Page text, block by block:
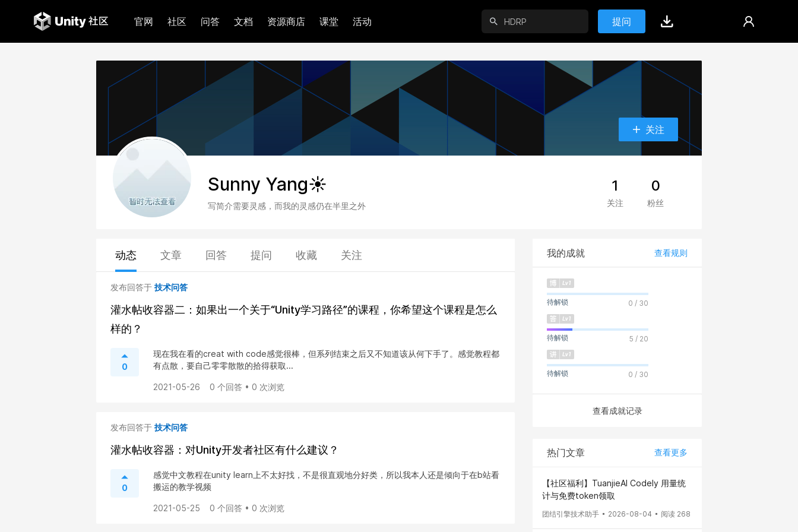
官网 社区 问答 文档 资源商店 课堂 活动 提问
关注
Sunny Yang☀
写简介需要灵感，而我的灵感仍在半里之外
1
关注
0
粉丝
动态 文章 回答 提问 收藏 关注
发布回答于 技术问答
灌水帖收容器二：如果出一个关于“Unity学习路径”的课程，你希望这个课程是怎么
样的？
0
现在我在看的creat with code感觉很棒，但系列结束之后又不知道该从何下手了。感觉教程都
有点散，要自己零零散散的拾得获取...
2021-05-26 0 个回答 • 0 次浏览
发布回答于 技术问答
灌水帖收容器：对Unity开发者社区有什么建议？
0
感觉中文教程在unity learn上不太好找，不是很直观地分好类，所以我本人还是倾向于在b站看
搬运的教学视频
2021-05-25 0 个回答 • 0 次浏览
我的成就 查看规则
待解锁 0 / 30
待解锁 5 / 20
待解锁 0 / 30
查看成就记录
热门文章 查看更多
【社区福利】TuanjieAI Codely 用量统
计与免费token领取
团结引擎技术助手 2026-08-04 阅读 268